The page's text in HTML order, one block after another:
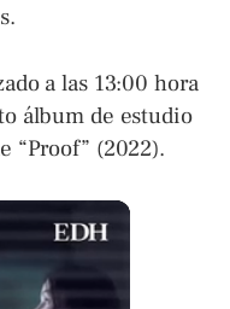
a las 13:00 hora
álbum de estudio
“Proof” (2022).